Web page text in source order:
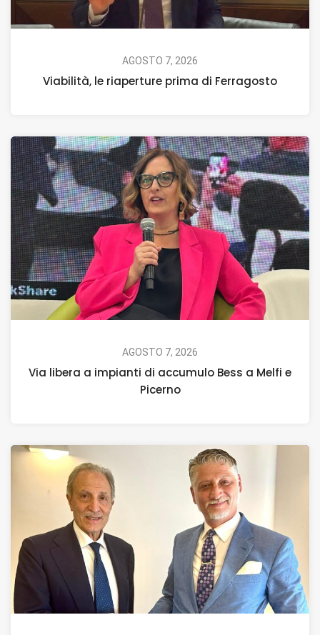
AGOSTO 7, 2026
Viabilità, le riaperture prima di Ferragosto
AGOSTO 7, 2026
Via libera a impianti di accumulo Bess a Melfi e
Picerno